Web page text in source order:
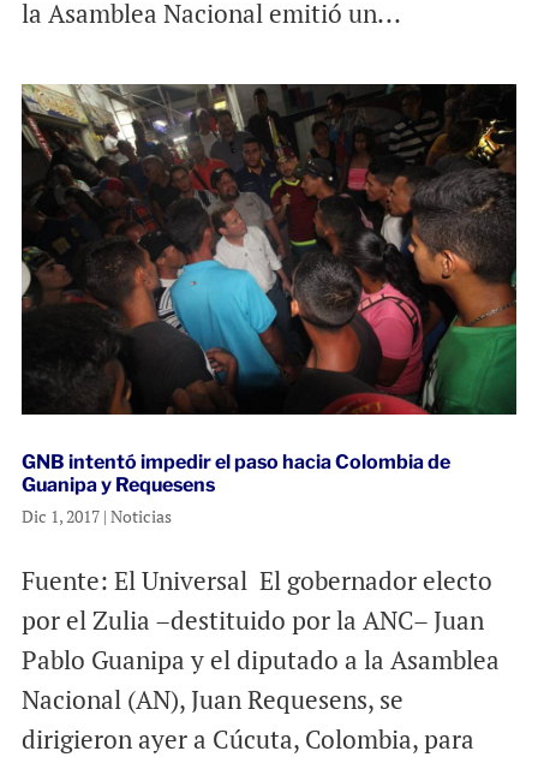
la Asamblea Nacional emitió un...
GNB intentó impedir el paso hacia Colombia de
Guanipa y Requesens
Dic 1, 2017| Noticias
Fuente: El Universal El gobernador electo
por el Zulia –destituido por la ANC– Juan
Pablo Guanipa y el diputado a la Asamblea
Nacional (AN), Juan Requesens, se
dirigieron ayer a Cúcuta, Colombia, para